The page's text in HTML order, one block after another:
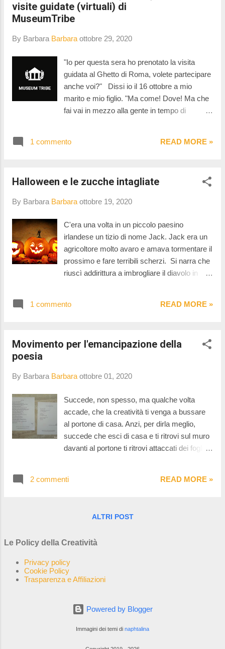
visite guidate (virtuali) di
MuseumTribe
By Barbara Barbara ottobre 29, 2020
"Io per questa sera ho prenotato la visita
guidata al Ghetto di Roma, volete partecipare
anche voi?" Dissi io il 16 ottobre a mio
marito e mio figlio. "Ma come! Dove! Ma che
fai vai in mezzo alla gente in tempo di
tour e visite guidate in giro per l'Italia e si
sia fatto in sicurezza e attualmente non trovo
a visite guidate virtuali. Così, cercando il
scoperto dell'esistenza del Museum Tribe e
1 commento READ MORE »
Halloween e le zucche intagliate
By Barbara Barbara ottobre 19, 2020
C'era una volta in un piccolo paesino
irlandese un tizio di nome Jack. Jack era un
agricoltore molto avaro e amava tormentare il
prossimo e fare terribili scherzi. Si narra che
riuscì addirittura a imbrogliare il diavolo in
sul tronco una croce, e cominciò a
diavolo avrebbe salvato Jack dall’inferno e
1 commento READ MORE »
Movimento per l'emancipazione della
poesia
By Barbara Barbara ottobre 01, 2020
Succede, non spesso, ma qualche volta
accade, che la creatività ti venga a bussare
al portone di casa. Anzi, per dirla meglio,
succede che esci di casa e ti ritrovi sul muro
davanti al portone ti ritrovi attaccati dei fogli di
vista impeccabile (e non è il mio caso) ti devi
si è perso e invece ti ritrovi davanti a una
poesia! La leggi e pensi che non ci sia modo
chiedi che caspita sia il Movimento per
l'Emancipazione della Poesia e allora non ti
a cercare.
2 commenti READ MORE »
ALTRI POST
Le Policy della Creatività
Privacy policy
Cookie Policy
Trasparenza e Affiliazioni
Powered by Blogger
Immagini dei temi di naphtalina